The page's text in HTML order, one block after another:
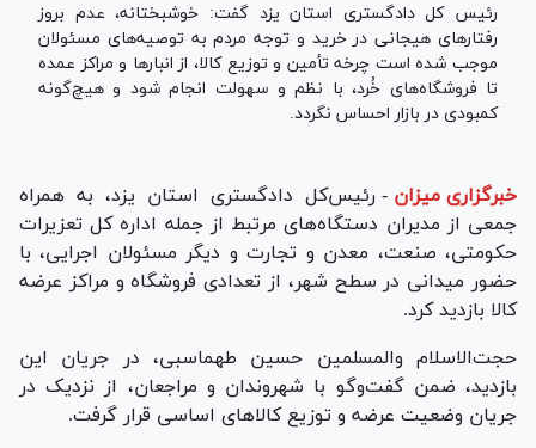
رئیس کل دادگستری استان یزد گفت: خوشبختانه، عدم بروز
رفتار‌های هیجانی در خرید و توجه مردم به توصیه‌های مسئولان
موجب شده است چرخه تأمین و توزیع کالا، از انبار‌ها و مراکز عمده
تا فروشگاه‌های خُرد، با نظم و سهولت انجام شود و هیچ‌گونه
کمبودی در بازار احساس نگردد.
خبرگزاری میزان - رئیس‌کل دادگستری استان یزد، به همراه
جمعی از مدیران دستگاه‌های مرتبط از جمله اداره کل تعزیرات
حکومتی، صنعت، معدن و تجارت و دیگر مسئولان اجرایی، با
حضور میدانی در سطح شهر، از تعدادی فروشگاه و مراکز عرضه
کالا بازدید کرد.
حجت‌الاسلام والمسلمین حسین طهماسبی، در جریان این
بازدید، ضمن گفت‌و‌گو با شهروندان و مراجعان، از نزدیک در
جریان وضعیت عرضه و توزیع کالا‌های اساسی قرار گرفت.